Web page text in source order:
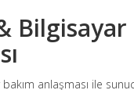
Bilgisayar
anlaşması ile